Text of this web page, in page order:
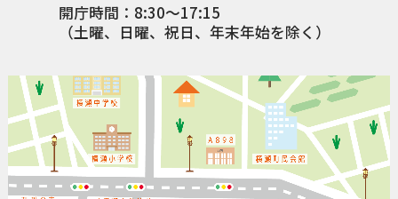
開庁時間：8:30〜17:15
（土曜、日曜、祝日、年末年始を除く）